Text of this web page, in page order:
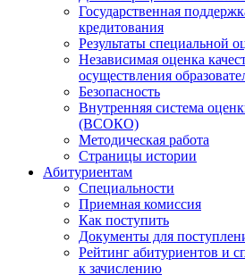
Государственная
кредитования
Результаты специальной
Независимая оценка
осуществления
Безопасность
Внутренняя система
(ВСОКО)
Методическая работа
Страницы истории
Абитуриентам
Специальности
Приемная комиссия
Как поступить
Документы для
Рейтинг абитуриентов и
к зачислению